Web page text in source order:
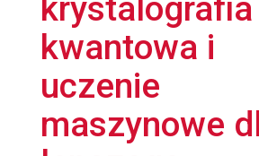
krystalografia
kwantowa i
uczenie
maszynowe